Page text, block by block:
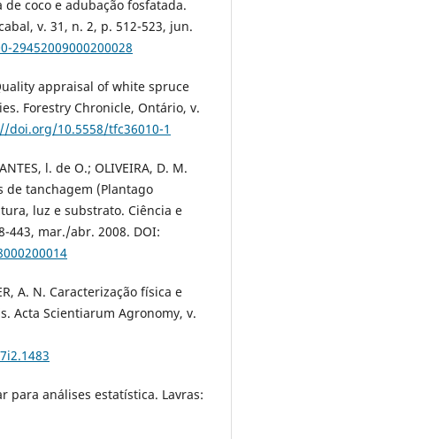
coco e adubação fosfatada.
v. 31, n. 2, p. 512-523, jun.
29452009000200028
Quality appraisal of white spruce
Forestry Chronicle, Ontário, v.
doi.org/10.5558/tfc36010-1
l. de O.; OLIVEIRA, D. M.
de tanchagem (Plantago
luz e substrato. Ciência e
443, mar./abr. 2008. DOI:
A. N. Caracterização física e
Acta Scientiarum Agronomy, v.
para análises estatística. Lavras: